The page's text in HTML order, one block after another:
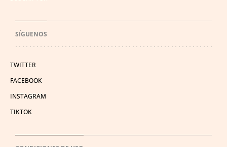
SÍGUENOS
TWITTER
FACEBOOK
INSTAGRAM
TIKTOK